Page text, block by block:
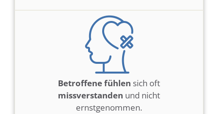
Betroffene fühlen sich oft
missverstanden und nicht
ernstgenommen.